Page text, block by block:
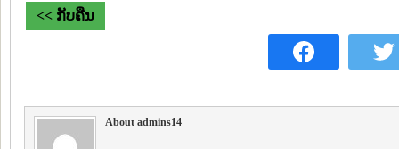
<< ກັບຄືນ
About admins14